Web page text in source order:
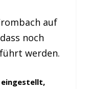
auf
noch
werden.